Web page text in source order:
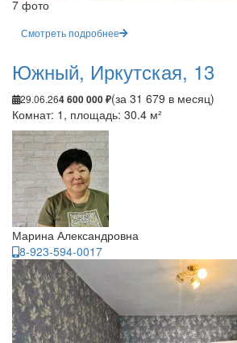
7 фото
Смотреть подробнее
Южный, Иркутская, 13
29.06.264 600 000 ₽(за 31 679 в месяц)
Комнат: 1, площадь: 30.4 м²
Марина Александровна
8-923-594-0017